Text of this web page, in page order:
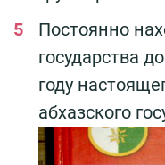
Постоянно
государства
году
абхазского